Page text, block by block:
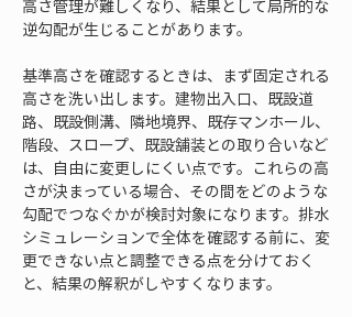
高さ管理が難しくなり、結果として局所的な
逆勾配が生じることがあります。
基準高さを確認するときは、まず固定される
高さを洗い出します。建物出入口、既設道
路、既設側溝、隣地境界、既存マンホール、
階段、スロープ、既設舗装との取り合いなど
は、自由に変更しにくい点です。これらの高
さが決まっている場合、その間をどのような
勾配でつなぐかが検討対象になります。排水
シミュレーションで全体を確認する前に、変
更できない点と調整できる点を分けておく
と、結果の解釈がしやすくなります。